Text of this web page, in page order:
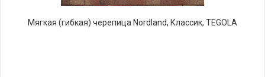
Мягкая (гибкая) черепица Nordland, Классик, TEGOLA